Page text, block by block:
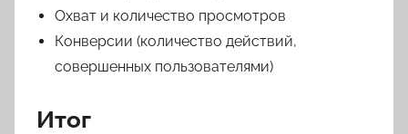
Охват и количество просмотров
Конверсии (количество действий,
совершенных пользователями)
Итог